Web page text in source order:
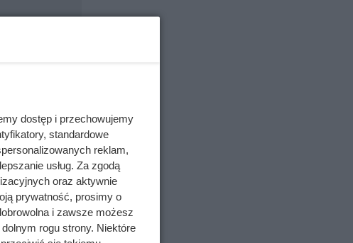
dostęp i przechowujemy
standardowe
reklam,
usług. Za zgodą
oraz aktywnie
prywatność, prosimy o
i zawsze możesz
rogu strony. Niektóre